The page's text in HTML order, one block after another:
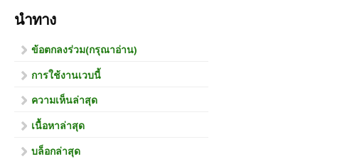
นำทาง
ข้อตกลงร่วม(กรุณาอ่าน)
การใช้งานเวบนี้
ความเห็นล่าสุด
เนื้อหาล่าสุด
บล็อกล่าสุด